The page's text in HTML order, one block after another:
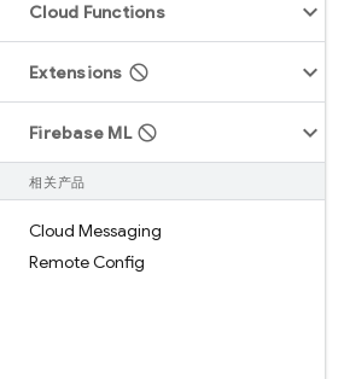
Cloud Functions
Extensions
Firebase ML
相关产品
Cloud Messaging
Remote Config